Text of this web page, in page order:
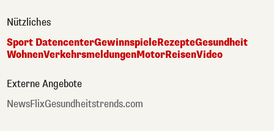
Nützliches
Sport DatencenterGewinnspieleRezepteGesundheit
WohnenVerkehrsmeldungenMotorReisenVideo
Externe Angebote
NewsFlixGesundheitstrends.com